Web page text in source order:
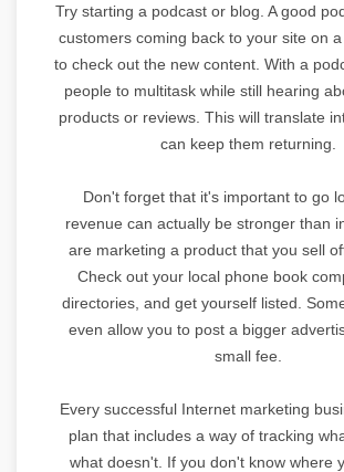
Try starting a podcast or blog. A good
customers coming back to your site on
to check out the new content. With a
people to multitask while still hearing
products or reviews. This will translate
can keep them returning.
Don't forget that it's important to go
revenue can actually be stronger than
are marketing a product that you sell
Check out your local phone book
directories, and get yourself listed.
even allow you to post a bigger
small fee.
Every successful Internet marketing
plan that includes a way of tracking
what doesn't. If you don't know where